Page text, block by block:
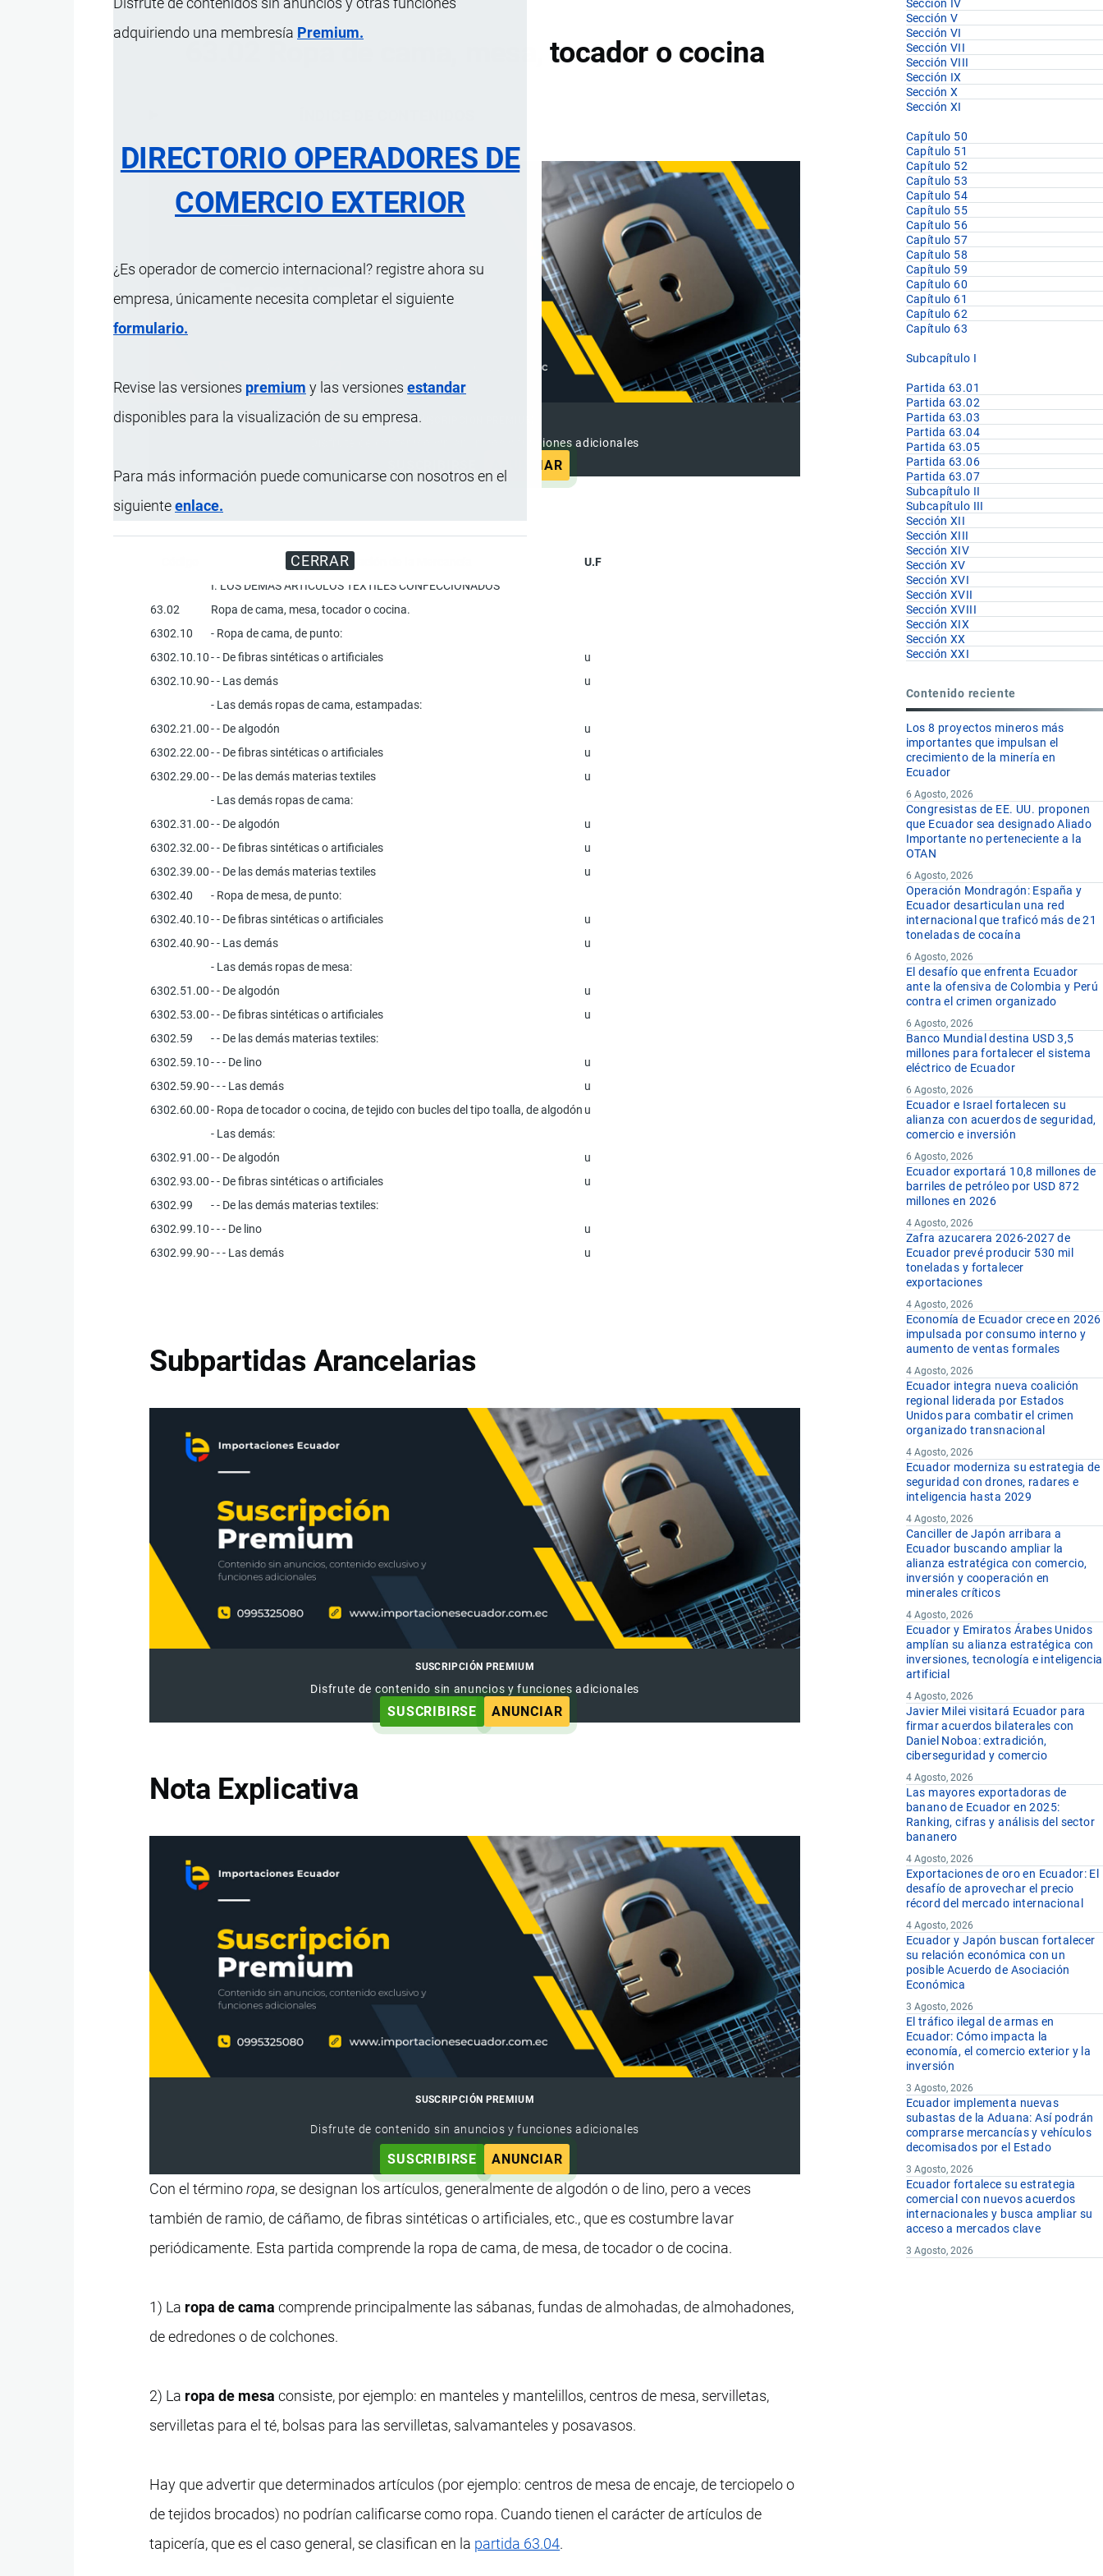
adquiriendo una membresía Premium.
DIRECTORIO OPERADORES DE
COMERCIO EXTERIOR
¿Es operador de comercio internacional? registre ahora su
empresa, únicamente necesita completar el siguiente
formulario.
Revise las versiones premium y las versiones estandar
disponibles para la visualización de su empresa.
Para más información puede comunicarse con nosotros en el
siguienteenlace.
CERRAR
63.02 Ropa de cama, mesa, tocador o cocina
SUSCRIPCIÓN PREMIUM
Disfrute de contenido sin anuncios y funciones adicionales
ANUNCIAR
Designación de la Mercancía
U.F
I. LOS DEMÁS ARTÍCULOS TEXTILES CONFECCIONADOS
63.02
Ropa de cama, mesa, tocador o cocina.
6302.10
- Ropa de cama, de punto:
6302.10.10- - De fibras sintéticas o artificiales
u
6302.10.90- - Las demás
u
- Las demás ropas de cama, estampadas:
6302.21.00- - De algodón
u
6302.22.00- - De fibras sintéticas o artificiales
u
6302.29.00- - De las demás materias textiles
u
- Las demás ropas de cama:
6302.31.00- - De algodón
u
6302.32.00- - De fibras sintéticas o artificiales
u
6302.39.00- - De las demás materias textiles
u
6302.40
- Ropa de mesa, de punto:
6302.40.10- - De fibras sintéticas o artificiales
u
6302.40.90- - Las demás
u
- Las demás ropas de mesa:
6302.51.00- - De algodón
u
6302.53.00- - De fibras sintéticas o artificiales
u
6302.59
- - De las demás materias textiles:
6302.59.10- - - De lino
u
6302.59.90- - - Las demás
u
6302.60.00- Ropa de tocador o cocina, de tejido con bucles del tipo toalla, de algodón u
- Las demás:
6302.91.00- - De algodón
u
6302.93.00- - De fibras sintéticas o artificiales
u
6302.99
- - De las demás materias textiles:
6302.99.10- - - De lino
u
6302.99.90- - - Las demás u
Subpartidas Arancelarias
SUSCRIPCIÓN PREMIUM
Disfrute de contenido sin anuncios y funciones adicionales
SUSCRIBIRSE ANUNCIAR
Nota Explicativa
SUSCRIPCIÓN PREMIUM
Disfrute de contenido sin anuncios y funciones adicionales
SUSCRIBIRSE ANUNCIAR
Con el términoropa, se designan los artículos, generalmente de algodón o de lino, pero a veces
también de ramio, de cáñamo, de fibras sintéticas o artificiales, etc., que es costumbre lavar
periódicamente. Esta partida comprende la ropa de cama, de mesa, de tocador o de cocina.
1) La ropa de cama comprende principalmente las sábanas, fundas de almohadas, de almohadones,
de edredones o de colchones.
2) La ropa de mesa consiste, por ejemplo: en manteles y mantelillos, centros de mesa, servilletas,
servilletas para el té, bolsas para las servilletas, salvamanteles y posavasos.
Hay que advertir que determinados artículos (por ejemplo: centros de mesa de encaje, de terciopelo o
de tejidos brocados) no podrían calificarse como ropa. Cuando tienen el carácter de artículos de
tapicería, que es el caso general, se clasifican en la partida 63.04.
Sección IV
Sección V
Sección VI
Sección VII
Sección VIII
Sección IX
Sección X
Sección XI
Capítulo 50
Capítulo 51
Capítulo 52
Capítulo 53
Capítulo 54
Capítulo 55
Capítulo 56
Capítulo 57
Capítulo 58
Capítulo 59
Capítulo 60
Capítulo 61
Capítulo 62
Capítulo 63
Subcapítulo I
Partida 63.01
Partida 63.02
Partida 63.03
Partida 63.04
Partida 63.05
Partida 63.06
Partida 63.07
Subcapítulo II
Subcapítulo III
Sección XII
Sección XIII
Sección XIV
Sección XV
Sección XVI
Sección XVII
Sección XVIII
Sección XIX
Sección XX
Sección XXI
Contenido reciente
Los 8 proyectos mineros más
importantes que impulsan el
crecimiento de la minería en
Ecuador
6 Agosto, 2026
Congresistas de EE. UU. proponen
que Ecuador sea designado Aliado
Importante no perteneciente a la
OTAN
6 Agosto, 2026
Operación Mondragón: España y
Ecuador desarticulan una red
internacional que traficó más de 21
toneladas de cocaína
6 Agosto, 2026
El desafío que enfrenta Ecuador
ante la ofensiva de Colombia y Perú
contra el crimen organizado
6 Agosto, 2026
Banco Mundial destina USD 3,5
millones para fortalecer el sistema
eléctrico de Ecuador
6 Agosto, 2026
Ecuador e Israel fortalecen su
alianza con acuerdos de seguridad,
comercio e inversión
6 Agosto, 2026
Ecuador exportará 10,8 millones de
barriles de petróleo por USD 872
millones en 2026
4 Agosto, 2026
Zafra azucarera 2026-2027 de
Ecuador prevé producir 530 mil
toneladas y fortalecer
exportaciones
4 Agosto, 2026
Economía de Ecuador crece en 2026
impulsada por consumo interno y
aumento de ventas formales
4 Agosto, 2026
Ecuador integra nueva coalición
regional liderada por Estados
Unidos para combatir el crimen
organizado transnacional
4 Agosto, 2026
Ecuador moderniza su estrategia de
seguridad con drones, radares e
inteligencia hasta 2029
4 Agosto, 2026
Canciller de Japón arribara a
Ecuador buscando ampliar la
alianza estratégica con comercio,
inversión y cooperación en
minerales críticos
4 Agosto, 2026
Ecuador y Emiratos Árabes Unidos
amplían su alianza estratégica con
inversiones, tecnología e inteligencia
artificial
4 Agosto, 2026
Javier Milei visitará Ecuador para
firmar acuerdos bilaterales con
Daniel Noboa: extradición,
ciberseguridad y comercio
4 Agosto, 2026
Las mayores exportadoras de
banano de Ecuador en 2025:
Ranking, cifras y análisis del sector
bananero
4 Agosto, 2026
Exportaciones de oro en Ecuador: El
desafío de aprovechar el precio
récord del mercado internacional
4 Agosto, 2026
Ecuador y Japón buscan fortalecer
su relación económica con un
posible Acuerdo de Asociación
Económica
3 Agosto, 2026
El tráfico ilegal de armas en
Ecuador: Cómo impacta la
economía, el comercio exterior y la
inversión
3 Agosto, 2026
Ecuador implementa nuevas
subastas de la Aduana: Así podrán
comprarse mercancías y vehículos
decomisados por el Estado
3 Agosto, 2026
Ecuador fortalece su estrategia
comercial con nuevos acuerdos
internacionales y busca ampliar su
acceso a mercados clave
3 Agosto, 2026